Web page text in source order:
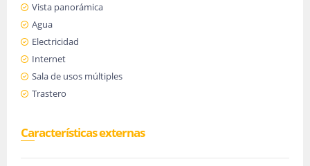
Vista panorámica
Agua
Electricidad
Internet
Sala de usos múltiples
Trastero
Características externas